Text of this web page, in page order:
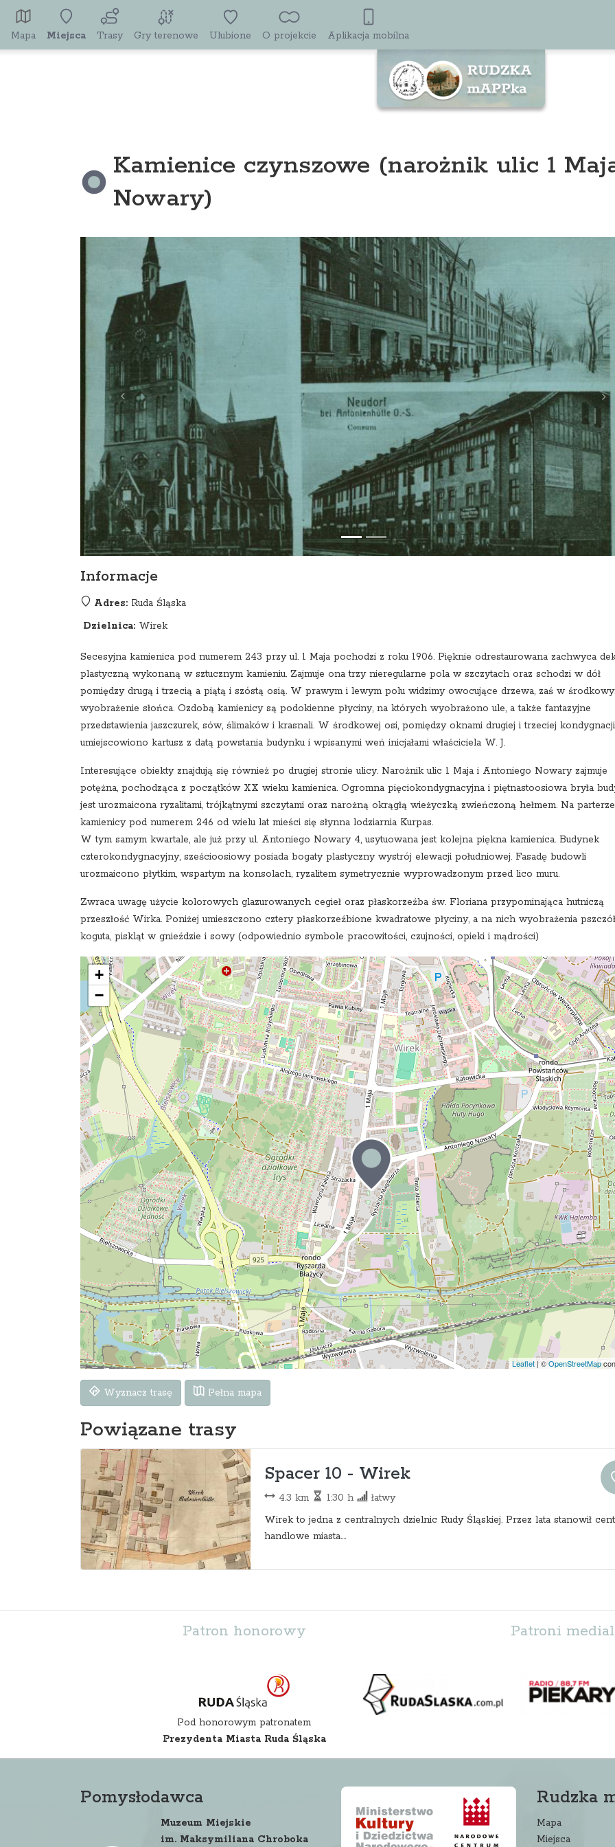
Mapa Miejsca Trasy Gry terenowe Ulubione O projekcie Aplikacja mobilna
Kamienice czynszowe (narożnik ulic 1
Nowary)
Informacje
Adres: Ruda Śląska
Dzielnica: Wirek
Secesyjna kamienica pod numerem 243 przy ul. 1 Maja pochodzi z roku 1906. Pięknie odrestaurowana zachwyca
plastyczną wykonaną w sztucznym kamieniu. Zajmuje ona trzy nieregularne pola w szczytach oraz schodzi w dół
pomiędzy drugą i trzecią a piątą i szóstą osią. W prawym i lewym polu widzimy owocujące drzewa, zaś w
wyobrażenie słońca. Ozdobą kamienicy są podokienne płyciny, na których wyobrażono ule, a także fantazyjne
przedstawienia jaszczurek, sów, ślimaków i krasnali. W środkowej osi, pomiędzy oknami drugiej i trzeciej
umiejscowiono kartusz z datą powstania budynku i wpisanymi weń inicjałami właściciela W. J.
Interesujące obiekty znajdują się również po drugiej stronie ulicy. Narożnik ulic 1 Maja i Antoniego Nowary zajmuje
potężna, pochodząca z początków XX wieku kamienica. Ogromna pięciokondygnacyjna i piętnastoosiowa bryła
jest urozmaicona ryzalitami, trójkątnymi szczytami oraz narożną okrągłą wieżyczką zwieńczoną hełmem. Na parterze
kamienicy pod numerem 246 od wielu lat mieści się słynna lodziarnia Kurpas.
W tym samym kwartale, ale już przy ul. Antoniego Nowary 4, usytuowana jest kolejna piękna kamienica. Budynek
czterokondygnacyjny, sześcioosiowy posiada bogaty plastyczny wystrój elewacji południowej. Fasadę budowli
urozmaicono płytkim, wspartym na konsolach, ryzalitem symetrycznie wyprowadzonym przed lico muru.
Zwraca uwagę użycie kolorowych glazurowanych cegieł oraz płaskorzeźba św. Floriana przypominająca hutniczą
przeszłość Wirka. Poniżej umieszczono cztery płaskorzeźbione kwadratowe płyciny, a na nich wyobrażenia
koguta, piskląt w gnieździe i sowy (odpowiednio symbole pracowitości, czujności, opieki i mądrości)
+
−
Leaflet | ©OpenStreetMap
Wyznacz trasę Pełna mapa
Powiązane trasy
Spacer 10 - Wirek
4.3 km 1:30 h
łatwy
Wirek to jedna z centralnych dzielnic Rudy Śląskiej. Przez lata stanowił
handlowe miasta....
Patron honorowy
Pod honorowym patronatem
Prezydenta Miasta Ruda Śląska
Patroni
Pomysłodawca
Muzeum Miejskie
im. Maksymiliana Chroboka
Rudzka
Mapa
Miejsca